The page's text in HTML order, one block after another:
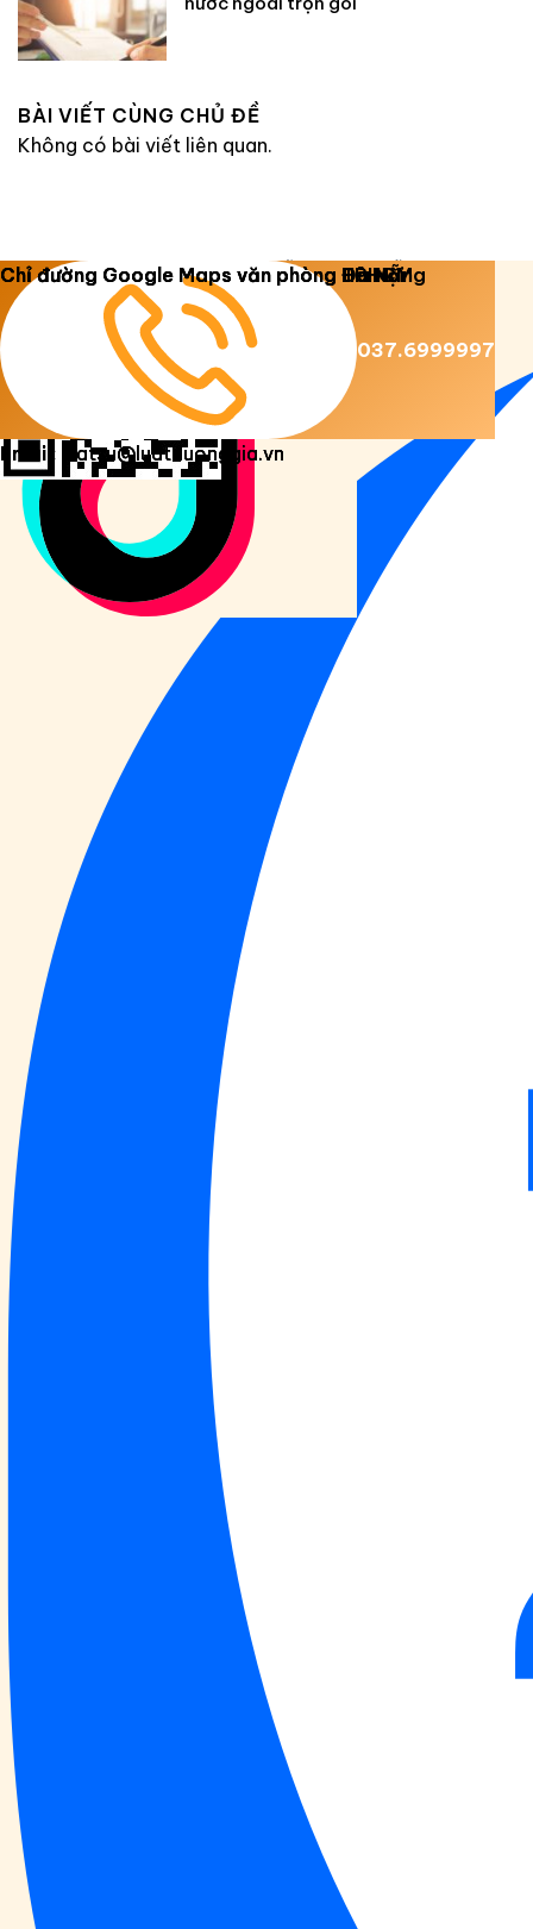
BÀI VIẾT CÙNG CHỦ ĐỀ
Không có bài viết liên quan.
Copyright 2026 © Luật Dương Gia